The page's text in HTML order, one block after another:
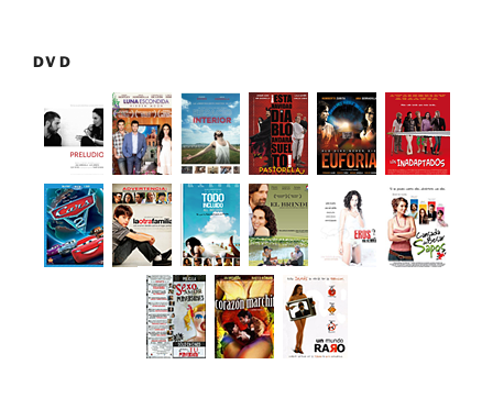
DVD